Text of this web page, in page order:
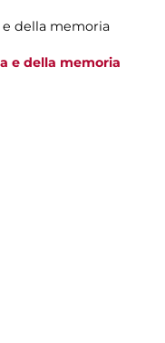
e della memoria
e della memoria